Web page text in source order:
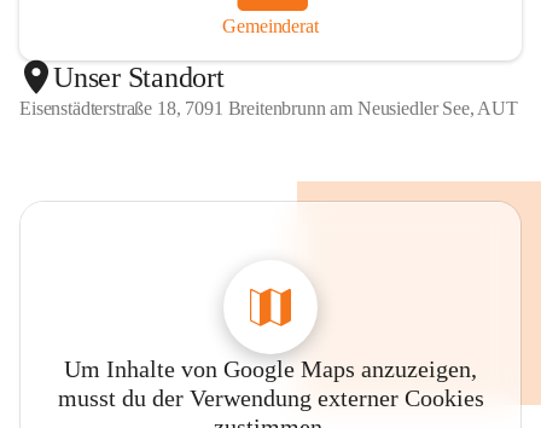
Gemeinderat
Unser Standort
Eisenstädterstraße 18, 7091 Breitenbrunn am Neusiedler See, AUT
Um Inhalte von Google Maps anzuzeigen,
musst du der Verwendung externer Cookies